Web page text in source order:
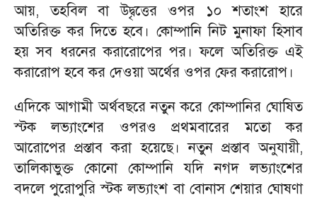
আয়, তহবিল বা উদ্বৃত্তের ওপর ১০ শতাংশ হারে
অতিরিক্ত কর দিতে হবে। কোম্পানি নিট মুনাফা হিসাব
হয় সব ধরনের করারোপের পর। ফলে অতিরিক্ত এই
করারোপ হবে কর দেওয়া অর্থের ওপর ফের করারোপ।
এদিকে আগামী অর্থবছরে নতুন করে কোম্পানির ঘোষিত
স্টক লভ্যাংশের ওপরও প্রথমবারের মতো কর
আরোপের প্রস্তাব করা হয়েছে। নতুন প্রস্তাব অনুযায়ী,
তালিকাভুক্ত কোনো কোম্পানি যদি নগদ লভ্যাংশের
বদলে পুরোপুরি স্টক লভ্যাংশ বা বোনাস শেয়ার ঘোষণা